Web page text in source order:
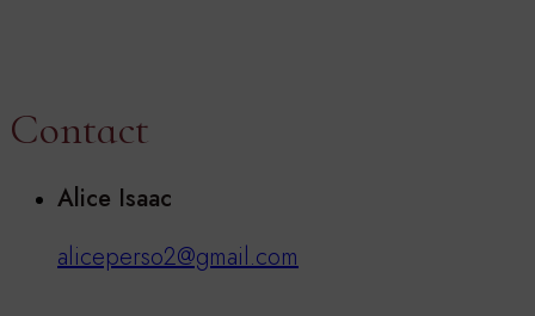
Contact
Alice Isaac
aliceperso2@gmail.com